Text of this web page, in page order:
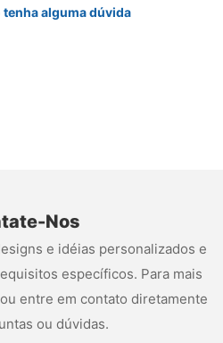
alguma dúvida
Nos
e idéias personalizados e
específicos. Para mais
entre em contato diretamente
ou dúvidas.